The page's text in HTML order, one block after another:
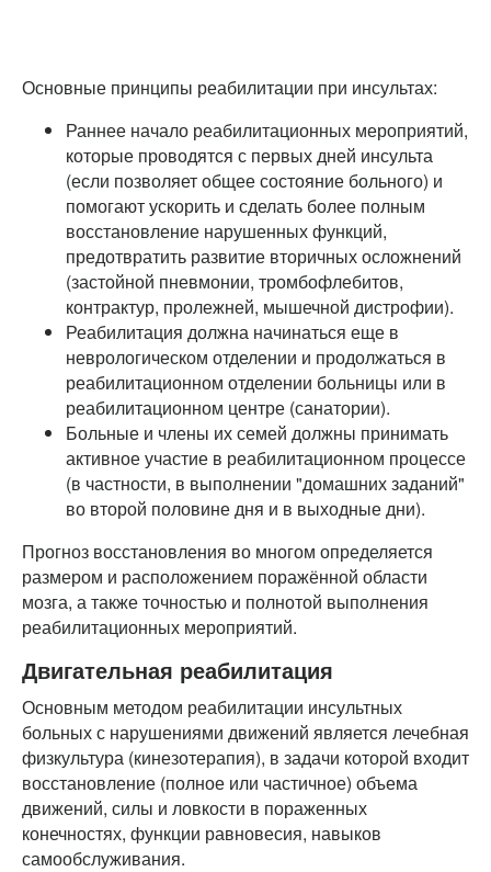
Основные принципы реабилитации при инсультах:
Раннее начало реабилитационных мероприятий,
которые проводятся с первых дней инсульта
(если позволяет общее состояние больного) и
помогают ускорить и сделать более полным
восстановление нарушенных функций,
предотвратить развитие вторичных осложнений
(застойной пневмонии, тромбофлебитов,
контрактур, пролежней, мышечной дистрофии).
Реабилитация должна начинаться еще в
неврологическом отделении и продолжаться в
реабилитационном отделении больницы или в
реабилитационном центре (санатории).
Больные и члены их семей должны принимать
активное участие в реабилитационном процессе
(в частности, в выполнении "домашних заданий"
во второй половине дня и в выходные дни).
Прогноз восстановления во многом определяется
размером и расположением поражённой области
мозга, а также точностью и полнотой выполнения
реабилитационных мероприятий.
Двигательная реабилитация
Основным методом реабилитации инсультных
больных с нарушениями движений является лечебная
физкультура (кинезотерапия), в задачи которой входит
восстановление (полное или частичное) объема
движений, силы и ловкости в пораженных
конечностях, функции равновесия, навыков
самообслуживания.